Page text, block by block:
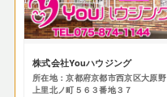
株式会社Youハウジング
所在地：京都府京都市西京区大原野
上里北ノ町５６３番地３７